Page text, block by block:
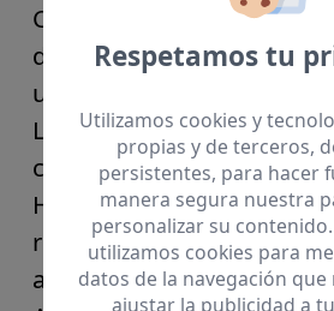
Cabildo de Lanzarote,
destacó que "con esta
un paso más en el
Lanzarote con el cuidado
con discapacidad y
Hablamos de un
recursos y que acerca
acompañamiento y la
Respetamos tu
Utilizamos cookies y
propias y de terceros,
persistentes, para hacer
manera segura nuestra
personalizar su
utilizamos cookies para
datos de la navegación que
ajustar la publicidad a